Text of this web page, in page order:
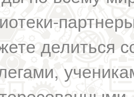
делиться